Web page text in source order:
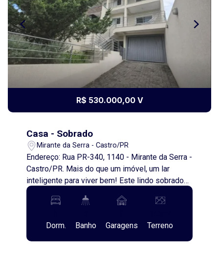
R$ 530.000,00 V
Casa - Sobrado
Mirante da Serra - Castro/PR
Endereço: Rua PR-340, 1140 - Mirante da Serra -
Castro/PR. Mais do que um imóvel, um lar
inteligente para viver bem! Este lindo sobrado
de três pavimentos foi pensado para oferecer
conforto, funcionalidade e bem-estar em cada
com churrasqueira, perfeita para momentos
especiais com a família e amigos, além de
Dorm.
Banho
Garagens
Terreno